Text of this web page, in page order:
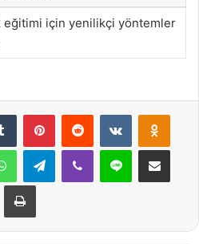
eğitimi için yenilikçi yöntemler
Tumblr PinterestReddit VKontakte
WhatsAppTelegramViber Line E-Posta ile
Yazdır